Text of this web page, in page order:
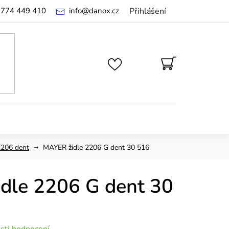
Přihlášení
info@danox.cz
449 410
NÁKUPNÍ
KOŠÍK
dent MAYER židle 2206 G dent 30 516
2206 G dent 30